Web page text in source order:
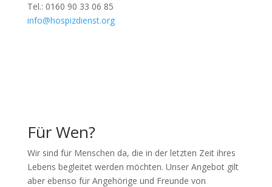
Tel.: 0160 90 33 06 85
info@hospizdienst.org
Für Wen?
Wir sind für Menschen da, die in der letzten Zeit ihres
Lebens begleitet werden möchten. Unser Angebot gilt
aber ebenso für Angehörige und Freunde von